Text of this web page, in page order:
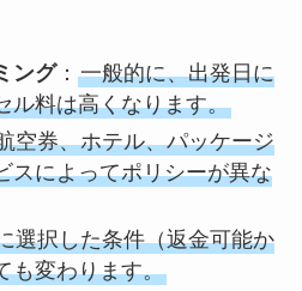
ング： 一般的に、出発日に
ル料は高くなります。
空券、ホテル、パッケージ
スによってポリシーが異な
選択した条件（返金可能か
も変わります。